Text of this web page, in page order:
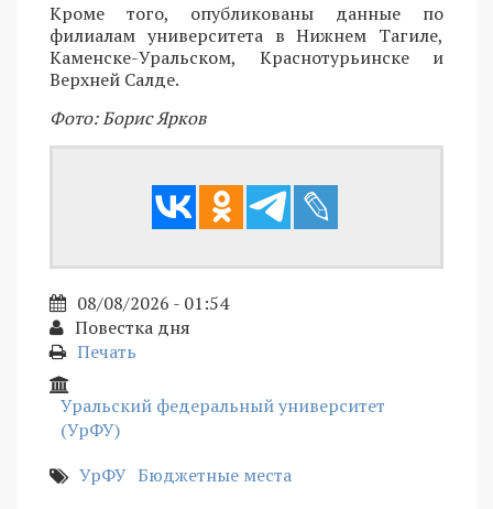
Кроме того, опубликованы данные по
филиалам университета в Нижнем Тагиле,
Каменске-Уральском, Краснотурьинске и
Верхней Салде.
Фото: Борис Ярков
08/08/2026 - 01:54
Повестка дня
Печать
Уральский федеральный университет
(УрФУ)
УрФУ Бюджетные места